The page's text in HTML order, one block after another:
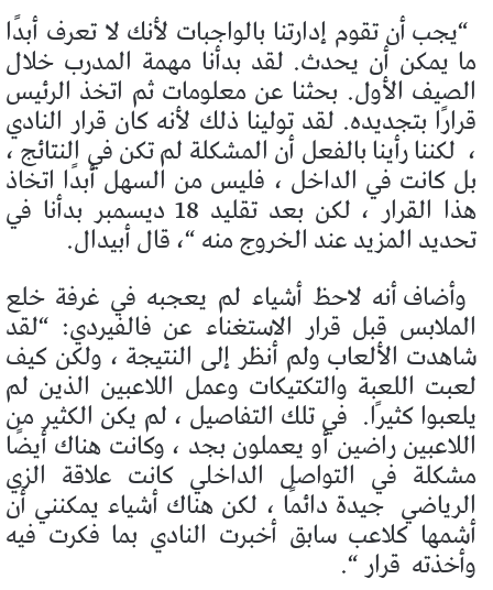
“يجب أن تقوم إدارتنا بالواجبات لأنك لا تعرف أبدًا
ما يمكن أن يحدث. لقد بدأنا مهمة المدرب خلال
الصيف الأول. بحثنا عن معلومات ثم اتخذ الرئيس
قرارًا بتجديده. لقد تولينا ذلك لأنه كان قرار النادي
، لكننا رأينا بالفعل أن المشكلة لم تكن في النتائج ،
بل كانت في الداخل ، فليس من السهل أبدًا اتخاذ
هذا القرار ، لكن بعد تقليد 18 ديسمبر بدأنا في
تحديد المزيد عند الخروج منه “، قال أبيدال.
وأضاف أنه لاحظ أشياء لم يعجبه في غرفة خلع
الملابس قبل قرار الاستغناء عن فالفيردي: “لقد
شاهدت الألعاب ولم أنظر إلى النتيجة ، ولكن كيف
لعبت اللعبة والتكتيكات وعمل اللاعبين الذين لم
يلعبوا كثيرًا. في تلك التفاصيل ، لم يكن الكثير من
اللاعبين راضين أو يعملون بجد ، وكانت هناك أيضًا
مشكلة في التواصل الداخلي كانت علاقة الزي
الرياضي جيدة دائمًا ، لكن هناك أشياء يمكنني أن
أشمها كلاعب سابق أخبرت النادي بما فكرت فيه
وأخذته قرار “.